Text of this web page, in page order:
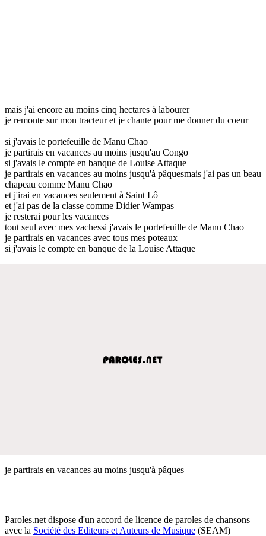
mais j'ai encore au moins cinq hectares à labourer
je remonte sur mon tracteur et je chante pour me donner du coeur
si j'avais le portefeuille de Manu Chao
je partirais en vacances au moins jusqu'au Congo
si j'avais le compte en banque de Louise Attaque
je partirais en vacances au moins jusqu'à pâquesmais j'ai pas un beau
chapeau comme Manu Chao
et j'irai en vacances seulement à Saint Lô
et j'ai pas de la classe comme Didier Wampas
je resterai pour les vacances
tout seul avec mes vachessi j'avais le portefeuille de Manu Chao
je partirais en vacances avec tous mes poteaux
si j'avais le compte en banque de la Louise Attaque
je partirais en vacances au moins jusqu'à pâques
Paroles.net dispose d'un accord de licence de paroles de chansons
avec la Société des Editeurs et Auteurs de Musique (SEAM)